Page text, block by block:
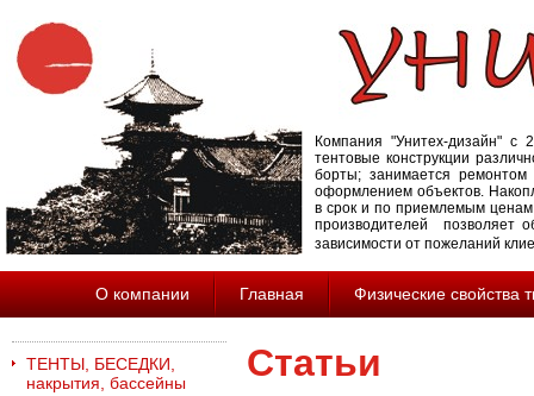
Компания "Унитех-дизайн" с
тентовые конструкции
борты; занимается ремонтом
оформлением объектов.
в срок и по приемлемым
производителей позволяет
зависимости от пожеланий
О компании Главная Физические свойства
ТЕНТЫ, БЕСЕДКИ,
накрытия, бассейны
Статьи